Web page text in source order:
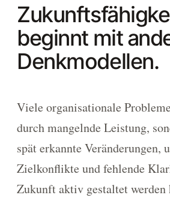
beginnt mit
Denkmodellen.
Viele organisationale
durch mangelnde Leistung,
spät erkannte Veränderungen,
Zielkonflikte und fehlende
Zukunft aktiv gestaltet werden